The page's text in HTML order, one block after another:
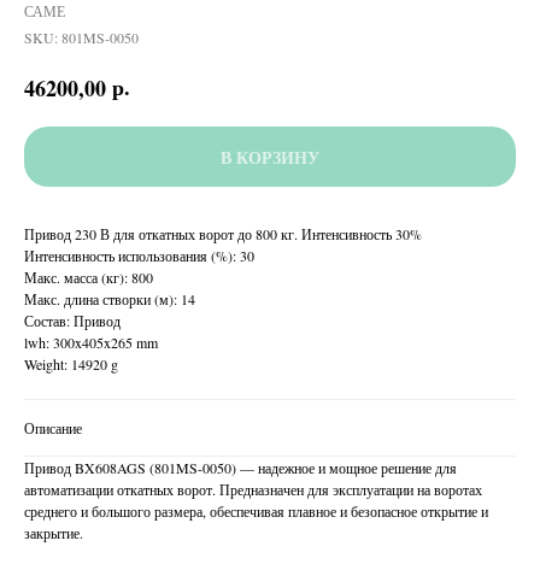
САМЕ
SKU: 801MS-0050
46200,00р.
В КОРЗИНУ
Привод 230 В для откатных ворот до 800 кг. Интенсивность 30%
Интенсивность использования (%): 30
Макс. масса (кг): 800
Макс. длина створки (м): 14
Состав: Привод
lwh: 300x405x265 mm
Weight: 14920 g
Описание
Привод BX608AGS (801MS-0050) — надежное и мощное решение для
автоматизации откатных ворот. Предназначен для эксплуатации на воротах
среднего и большого размера, обеспечивая плавное и безопасное открытие и
закрытие.